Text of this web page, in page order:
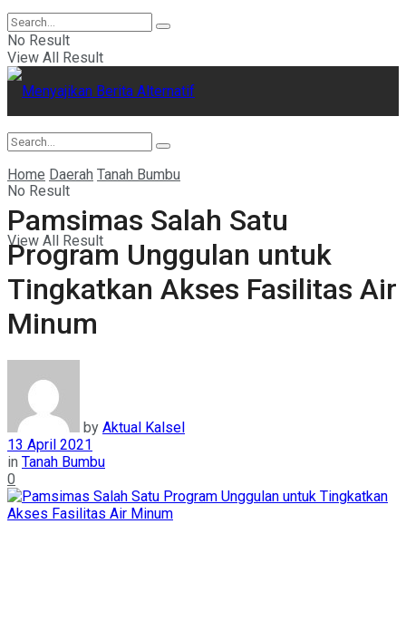
No Result
View All Result
No Result
View All Result
Home Daerah Tanah Bumbu
Pamsimas Salah Satu
Program Unggulan untuk
Tingkatkan Akses Fasilitas Air
Minum
by Aktual Kalsel
13 April 2021
in Tanah Bumbu
0